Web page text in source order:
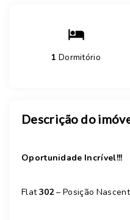
1 Dormitório
Descrição do
Oportunidade Incrível!!!
Flat302– Posição